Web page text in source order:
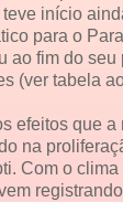
início
para o
ao fim do
(ver tabela
efeitos que a
na
Com o